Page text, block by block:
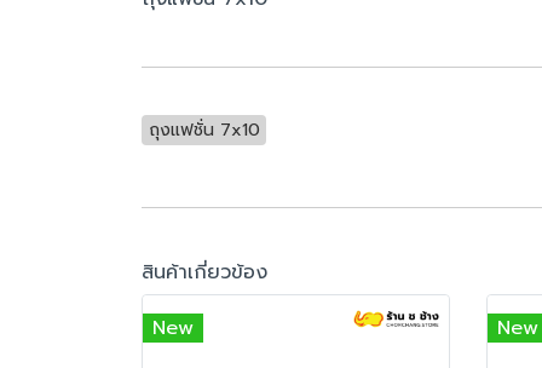
ถุงแฟชั่น 7x10
สินค้าเกี่ยวข้อง
New
New